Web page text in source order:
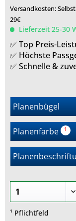
Versandkosten:
29€
Lieferzeit 25-30
✅ Top Preis-
✅ Höchste
✅ Schnelle &
Planenbügel
Planenfarbe ¹
¹ Pflichtfeld